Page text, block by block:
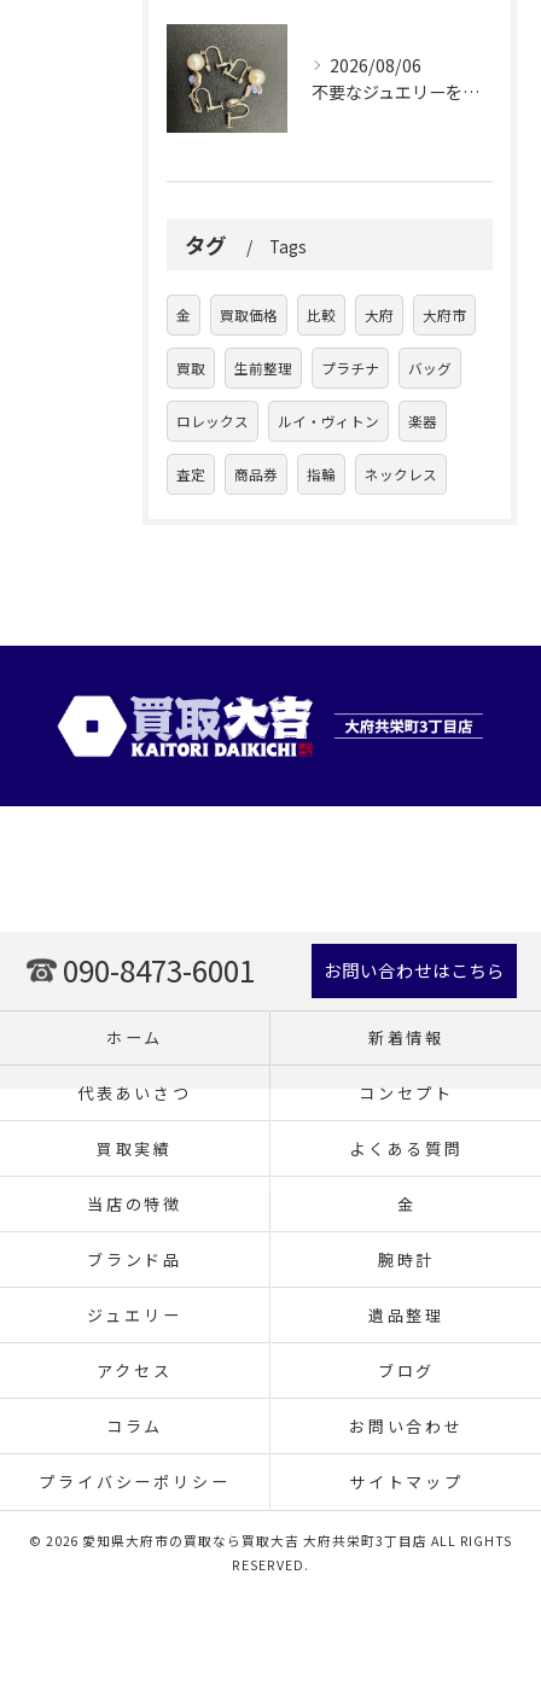
2026/08/06
不要なジュエリーを眠らせていませんか？
タグ Tags
金 買取価格 比較 大府 大府市
買取 生前整理 プラチナ バッグ
ロレックス ルイ・ヴィトン 楽器
査定 商品券 指輪 ネックレス
090-8473-6001 お問い合わせはこちら
ホーム 新着情報
代表あいさつ コンセプト
買取実績 よくある質問
当店の特徴 金
ブランド品 腕時計
ジュエリー 遺品整理
アクセス ブログ
コラム お問い合わせ
プライバシーポリシー サイトマップ
© 2026 愛知県大府市の買取なら買取大吉 大府共栄町3丁目店 ALL RIGHTS
RESERVED.